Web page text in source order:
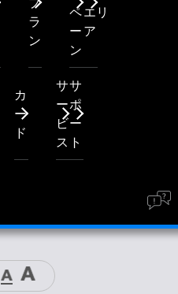
ラ
ン
ペ
ー
ン
エリ
ア
カ
ー
ド
サ
ー
ビ
ス
サ
ポ
ー
ト